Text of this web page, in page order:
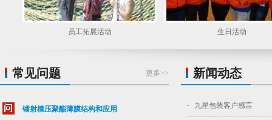
常见问题 更多>>
镭射模压聚酯薄膜结构和应用
新闻动态
九星包装客户感言